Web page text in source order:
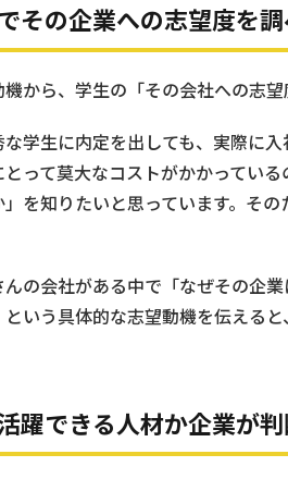
その企業への志望度を
から、学生の「その会社への志望
な学生に内定を出しても、実際に
って莫大なコストがかかってい
」を知りたいと思っています。そ
の会社がある中で「なぜその企
いう具体的な志望動機を伝える
躍できる人材か企業が